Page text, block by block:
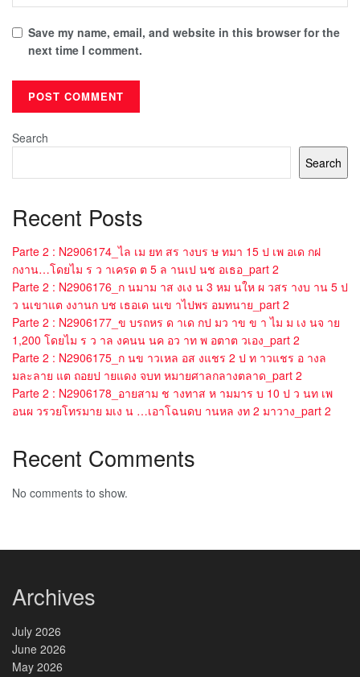
Save my name, email, and website in this browser for the
next time I comment.
Search
Search
Recent Posts
Parte 2 : N2906174_ไล เม ยท สร างบร ษ ทมา 15 ป เพ อเด กฝ
กงาน…โดยไม ร ว าเครด ต 5 ล านเป นช อเธอ_part 2
Parte 2 : N2906176_ก นมาม าส งเง น 3 หม นให ผ วสร างบ าน 5 ป
ว นเขาแต งงานก บช เธอเด นเข าไปพร อมทนาย_part 2
Parte 2 : N2906177_ข บรถหร ด าเด กป มว าข ข า ไม ม เง นจ าย
1,200 โดยไม ร ว าล งคนน นค อว าท พ อตาต วเอง_part 2
Parte 2 : N2906175_ก นข าวเหล อส งแชร 2 ป ท าวแชร อ างล
มละลาย แต ถอยป ายแดง จบท หมายศาลกลางตลาด_part 2
Parte 2 : N2906178_อายสาม ช างทาส ห ามมาร บ 10 ป ว นท เพ
อนผ วรวยโทรมาย มเง น …เอาโฉนดบ านหล งท 2 มาวาง_part 2
Recent Comments
No comments to show.
Archives
July 2026
June 2026
May 2026